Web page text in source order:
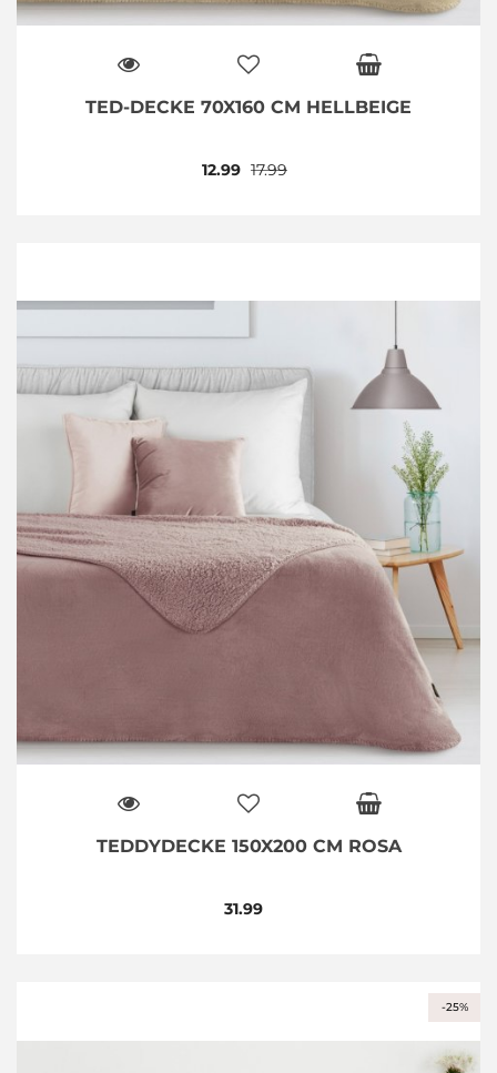
TED-DECKE 70X160 CM HELLBEIGE
17.99
12.99
TEDDYDECKE 150X200 CM ROSA
31.99
-25%